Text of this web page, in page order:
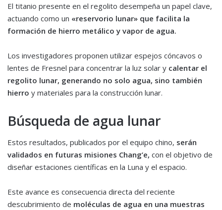
El titanio presente en el regolito desempeña un papel clave,
actuando como un «reservorio lunar» que facilita la
formación de hierro metálico y vapor de agua.
Los investigadores proponen utilizar espejos cóncavos o
lentes de Fresnel para concentrar la luz solar y calentar el
regolito lunar, generando no solo agua, sino también
hierro y materiales para la construcción lunar.
Búsqueda de agua lunar
Estos resultados, publicados por el equipo chino, serán
validados en futuras misiones Chang’e, con el objetivo de
diseñar estaciones científicas en la Luna y el espacio.
Este avance es consecuencia directa del reciente
descubrimiento de moléculas de agua en una muestras